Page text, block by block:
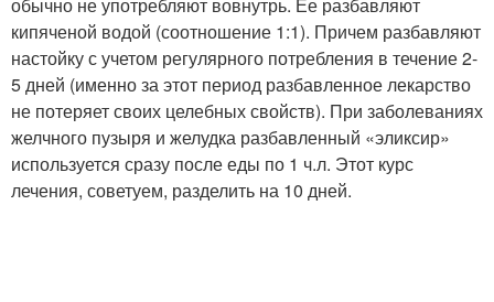
Лимонник для почек
кипяченой водой (соотношение 1:1). Причем разбавляют
настойку с учетом регулярного потребления в течение 2-
5 дней (именно за этот период разбавленное лекарство
не потеряет своих целебных свойств). При заболеваниях
желчного пузыря и желудка разбавленный «эликсир»
используется сразу после еды по 1 ч.л. Этот курс
лечения, советуем, разделить на 10 дней.